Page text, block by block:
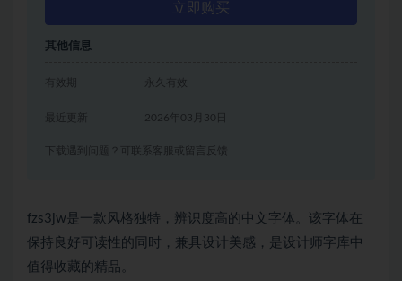
立即购买
其他信息
有效期 永久有效
2026年03月30日
下载遇到问题？可联系客服或留言反馈
fzs3jw是一款风格独特，辨识度高的中文字体。该字体在
保持良好可读性的同时，兼具设计美感，是设计师字库中
值得收藏的精品。